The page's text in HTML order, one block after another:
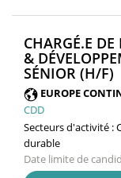
CHARGÉ.E DE
&
SÉNIOR (H/F)
EUROPE
CDD
Secteurs d'activité :
durable
Date limite de